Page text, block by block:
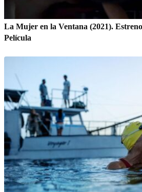
La Mujer en la Ventana (2021).
Película